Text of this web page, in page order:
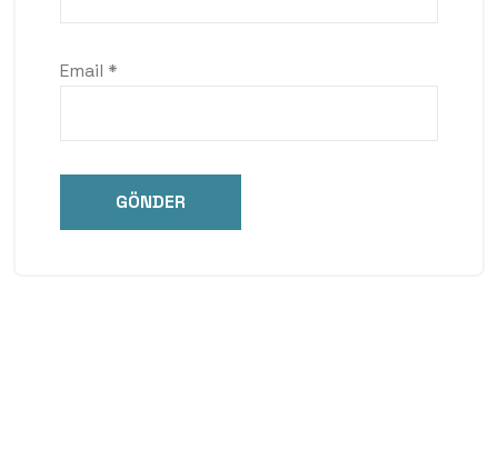
Email *